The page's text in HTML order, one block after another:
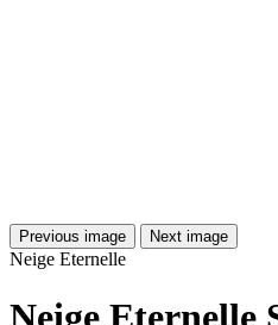
Previous image Next image
Neige Eternelle